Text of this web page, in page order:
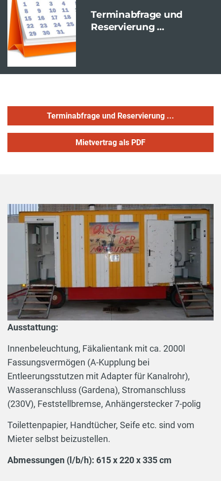
Terminabfrage und
Reservierung ...
Terminabfrage und Reservierung ...
Mietvertrag als PDF
Ausstattung:
Innenbeleuchtung, Fäkalientank mit ca. 2000l
Fassungsvermögen (A-Kupplung bei
Entleerungsstutzen mit Adapter für Kanalrohr),
Wasseranschluss (Gardena), Stromanschluss
(230V), Feststellbremse, Anhängerstecker 7-polig
Toilettenpapier, Handtücher, Seife etc. sind vom
Mieter selbst beizustellen.
Abmessungen (l/b/h): 615 x 220 x 335 cm